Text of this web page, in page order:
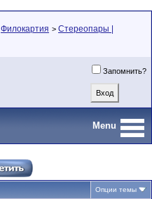
Филокартия > Стереопары |
Запомнить?
Menu
Опции темы